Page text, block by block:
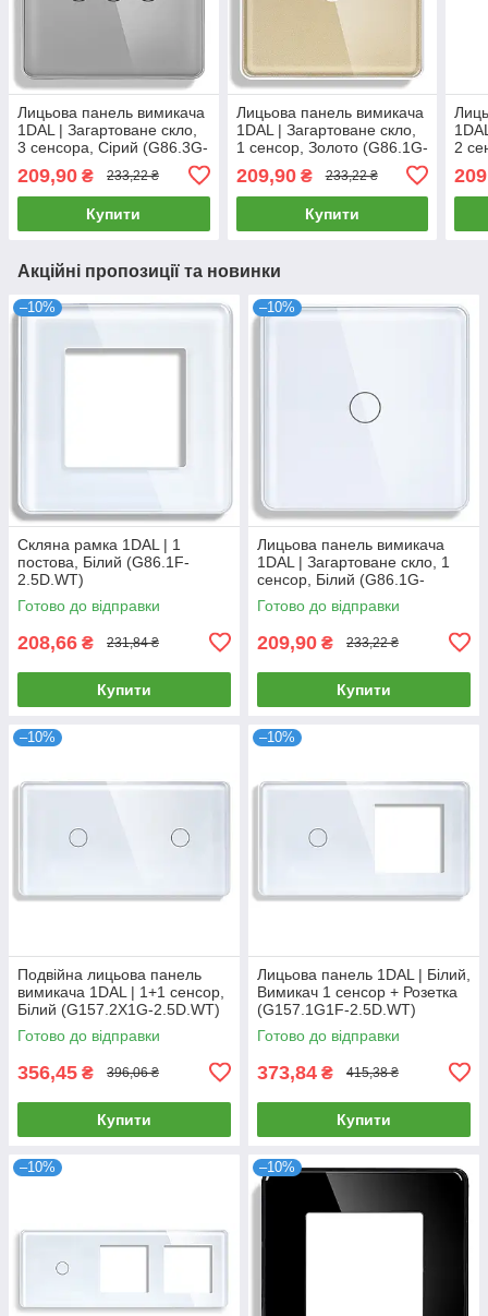
Лицьова панель вимикача
1DAL | Загартоване скло,
3 сенсора, Сірий (G86.3G-
209,90 ₴ 233,22 ₴
Купити
Лицьова панель вимикача
1DAL | Загартоване скло,
1 сенсор, Золото (G86.1G-
209,90₴ 233,22 ₴
Купити
2
Акційні пропозиції та новинки
–10%
Скляна рамка 1DAL | 1
постова, Білий (G86.1F-
2.5D.WT)
Готово до відправки
208,66 ₴ 231,84 ₴
Купити
–10%
Лицьова панель вимикача
1DAL | Загартоване скло, 1
сенсор, Білий (G86.1G-
2.5D.WT)
Готово до відправки
209,90 ₴ 233,22 ₴
Купити
–10%
Подвійна лицьова панель
вимикача 1DAL | 1+1 сенсор,
Білий (G157.2X1G-2.5D.WT)
Готово до відправки
356,45 ₴ 396,06 ₴
Купити
–10%
Лицьова панель 1DAL | Білий,
Вимикач 1 сенсор + Розетка
(G157.1G1F-2.5D.WT)
Готово до відправки
373,84 ₴ 415,38 ₴
Купити
–10% –10%